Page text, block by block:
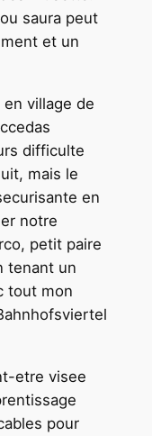
saura peut
et un
village de
difficulte
mais le
en
notre
petit paire
tenant un
tout mon
etre visee
pour